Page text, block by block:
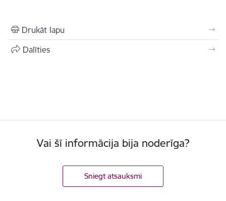
Drukāt lapu
Dalīties
Vai šī informācija bija noderīga?
Sniegt atsauksmi